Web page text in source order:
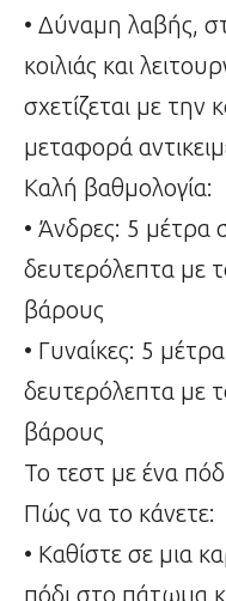
• Δύναμη λαβής,
κοιλιάς και
σχετίζεται με
μεταφορά
Καλή βαθμολογία:
• Άνδρες: 5 μέτρα
δευτερόλεπτα με
βάρους
• Γυναίκες: 5
δευτερόλεπτα με
βάρους
Το τεστ με ένα
Πώς να το κάνετε:
• Καθίστε σε μια
πόδι στο πάτωμα